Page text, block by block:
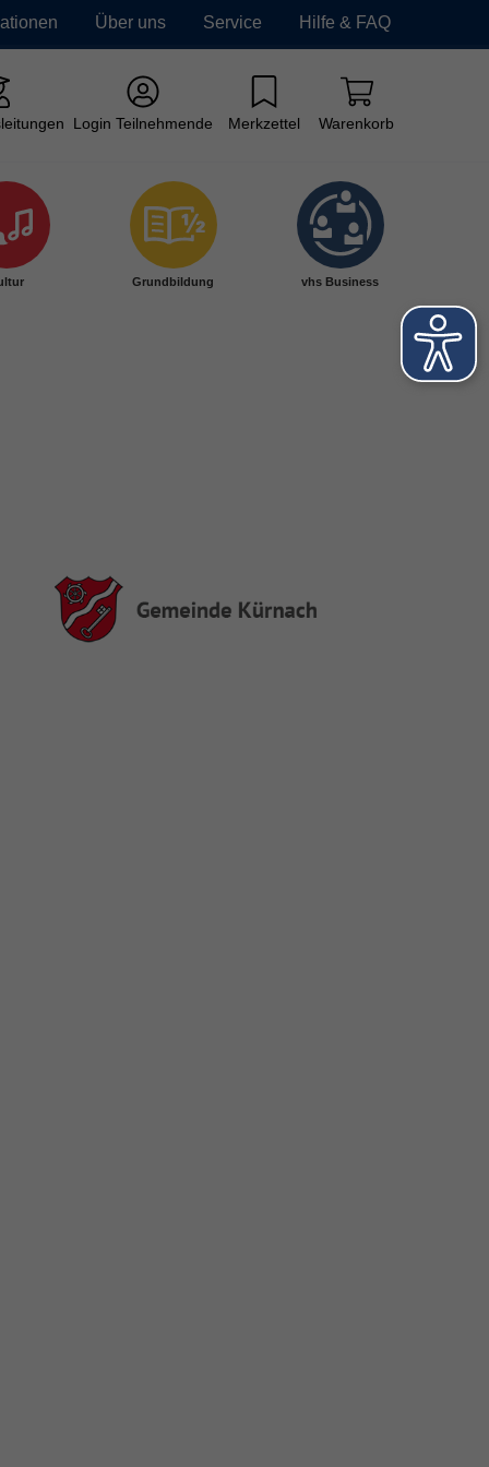
Über uns Service Hilfe & FAQ
Login Teilnehmende Merkzettel Warenkorb
Grundbildung vhs Business